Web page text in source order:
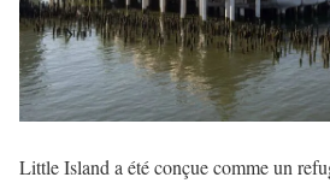
Little Island a été conçue comme un